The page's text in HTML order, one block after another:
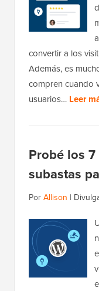
convertir a los
Además, es
compren cuando
usuarios… Leer
Probé los
subastas
Por Allison |